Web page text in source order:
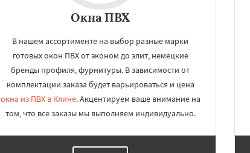
Окна ПВХ
В нашем ассортименте на выбор разные марки
готовых окон ПВХ от эконом до элит, немецкие
бренды профиля, фурнитуры. В зависимости от
комплектации заказа будет варьироваться и цена
окна из ПВХ в Клине. Акцентируем ваше внимание на
том, что все заказы мы выполняем индивидуально.